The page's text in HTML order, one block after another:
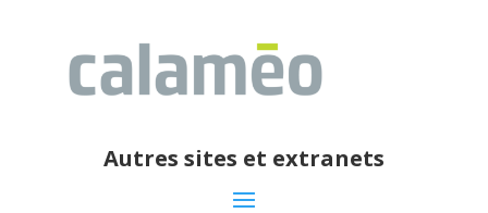
Autres sites et extranets